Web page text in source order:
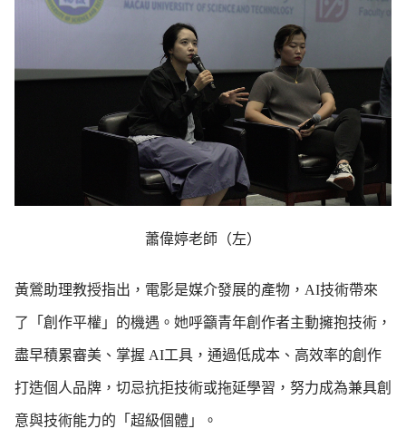
蕭偉婷老師（左）
黃鶯助理教授指出，電影是媒介發展的產物，AI技術帶來
了「創作平權」的機遇。她呼籲青年創作者主動擁抱技術，
盡早積累審美、掌握 AI工具，通過低成本、高效率的創作
打造個人品牌，切忌抗拒技術或拖延學習，努力成為兼具創
意與技術能力的「超級個體」。